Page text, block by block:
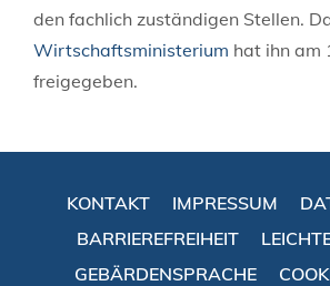
den fachlich zuständigen Stellen.
Wirtschaftsministerium hat ihn am
freigegeben.
KONTAKT IMPRESSUM
BARRIEREFREIHEIT
GEBÄRDENSPRACHE